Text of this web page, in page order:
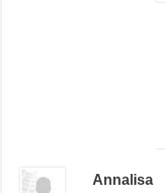
Annalisa